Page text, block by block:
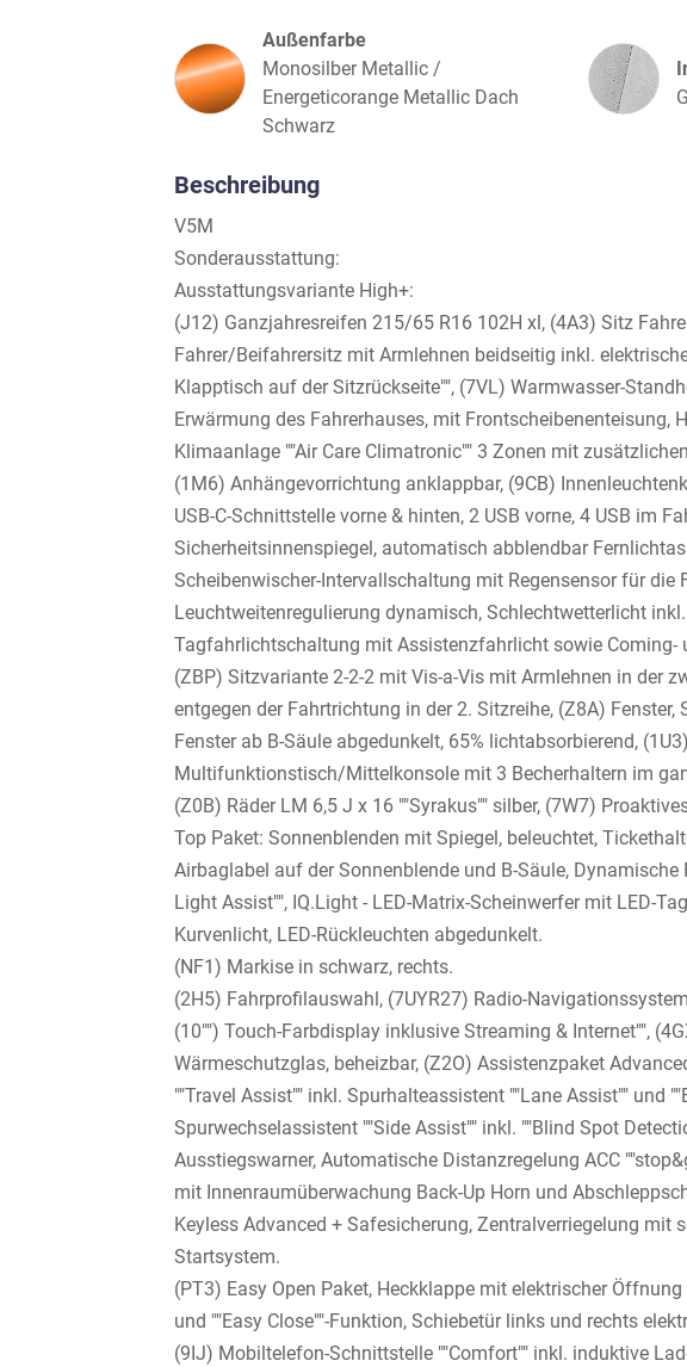
Außenfarbe
Monosilber Metallic /
Energeticorange Metallic Dach
Schwarz
Beschreibung
V5M
Sonderausstattung:
Ausstattungsvariante High+:
(J12) Ganzjahresreifen 215/65 R16 102H xl, (4A3) Sitz
Fahrer/Beifahrersitz mit Armlehnen beidseitig inkl.
Klapptisch auf der Sitzrückseite"", (7VL) Warmwasser-
Erwärmung des Fahrerhauses, mit Frontscheibenenteisung,
Klimaanlage ""Air Care Climatronic"" 3 Zonen mit
(1M6) Anhängevorrichtung anklappbar, (9CB)
USB-C-Schnittstelle vorne & hinten, 2 USB vorne, 4 USB im
Sicherheitsinnenspiegel, automatisch abblendbar
Scheibenwischer-Intervallschaltung mit Regensensor für die
Leuchtweitenregulierung dynamisch, Schlechtwetterlicht
Tagfahrlichtschaltung mit Assistenzfahrlicht sowie Coming-
(ZBP) Sitzvariante 2-2-2 mit Vis-a-Vis mit Armlehnen in der
entgegen der Fahrtrichtung in der 2. Sitzreihe, (Z8A) Fenster,
Fenster ab B-Säule abgedunkelt, 65% lichtabsorbierend, (1U3)
Multifunktionstisch/Mittelkonsole mit 3 Becherhaltern im
(Z0B) Räder LM 6,5 J x 16 ""Syrakus"" silber, (7W7)
Top Paket: Sonnenblenden mit Spiegel, beleuchtet,
Airbaglabel auf der Sonnenblende und B-Säule,
Light Assist"", IQ.Light - LED-Matrix-Scheinwerfer mit LED-
Kurvenlicht, LED-Rückleuchten abgedunkelt.
(NF1) Markise in schwarz, rechts.
(2H5) Fahrprofilauswahl, (7UYR27) Radio-
(10"") Touch-Farbdisplay inklusive Streaming & Internet"",
Wärmeschutzglas, beheizbar, (Z2O) Assistenzpaket
""Travel Assist"" inkl. Spurhalteassistent ""Lane Assist"" und
Spurwechselassistent ""Side Assist"" inkl. ""Blind Spot
Ausstiegswarner, Automatische Distanzregelung ACC
mit Innenraumüberwachung Back-Up Horn und
Keyless Advanced + Safesicherung, Zentralverriegelung mit
Startsystem.
(PT3) Easy Open Paket, Heckklappe mit elektrischer
und ""Easy Close""-Funktion, Schiebetür links und rechts
(9IJ) Mobiltelefon-Schnittstelle ""Comfort"" inkl. induktive